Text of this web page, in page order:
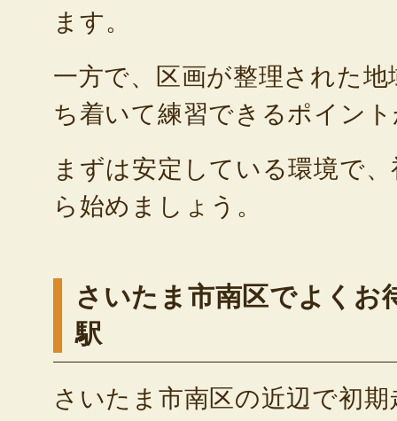
ます。
一方で、区画が整理された
ち着いて練習できるポイン
まずは安定している環境で
ら始めましょう。
さいたま市南区でよくお
駅
さいたま市南区の近辺で初